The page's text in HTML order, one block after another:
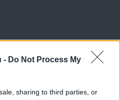
- Do Not Process My
sharing to third parties, or